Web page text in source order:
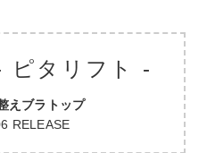
ピタリフト -
えブラトップ
RELEASE